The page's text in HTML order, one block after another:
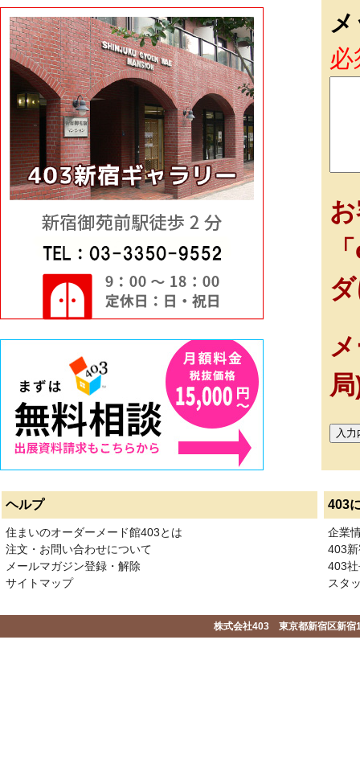
必
ヘルプ 403
住まいのオーダーメード館403とは
注文・お問い合わせについて
メールマガジン登録・解除
サイトマップ
企業
403
403
スタ
株式会社403 東京都新宿区新